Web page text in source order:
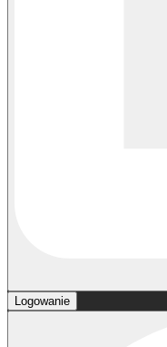
Logowanie